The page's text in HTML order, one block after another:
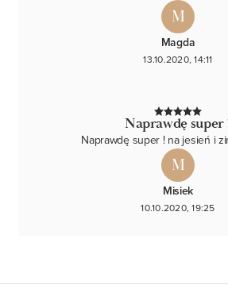
M
Magda
13.10.2020, 14:11
Naprawdę super
Naprawdę super ! na jesień i
M
Misiek
10.10.2020, 19:25